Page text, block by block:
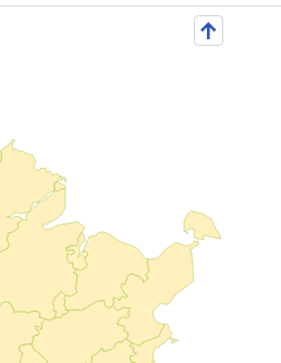
↑